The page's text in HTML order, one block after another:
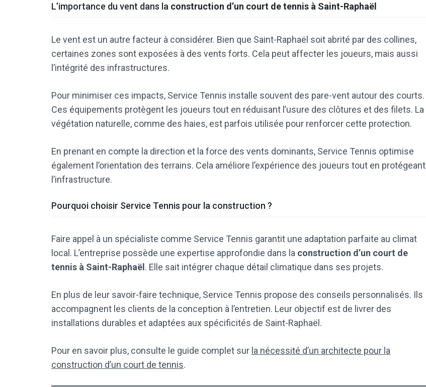
L’importance du vent dans la construction d’un court de tennis à Saint-Raphaël
Le vent est un autre facteur à considérer. Bien que Saint-Raphaël soit abrité par des collines,
certaines zones sont exposées à des vents forts. Cela peut affecter les joueurs, mais aussi
l’intégrité des infrastructures.
Pour minimiser ces impacts, Service Tennis installe souvent des pare-vent autour des courts.
Ces équipements protègent les joueurs tout en réduisant l’usure des clôtures et des filets. La
végétation naturelle, comme des haies, est parfois utilisée pour renforcer cette protection.
En prenant en compte la direction et la force des vents dominants, Service Tennis optimise
également l’orientation des terrains. Cela améliore l’expérience des joueurs tout en protégeant
l’infrastructure.
Pourquoi choisir Service Tennis pour la construction ?
Faire appel à un spécialiste comme Service Tennis garantit une adaptation parfaite au climat
local. L’entreprise possède une expertise approfondie dans la construction d’un court de
tennis à Saint-Raphaël. Elle sait intégrer chaque détail climatique dans ses projets.
En plus de leur savoir-faire technique, Service Tennis propose des conseils personnalisés. Ils
accompagnent les clients de la conception à l’entretien. Leur objectif est de livrer des
installations durables et adaptées aux spécificités de Saint-Raphaël.
Pour en savoir plus, consulte le guide complet sur la nécessité d’un architecte pour la
construction d’un court de tennis.